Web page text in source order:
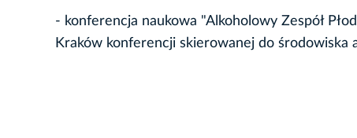
- konferencja naukowa "Alkoholowy Zespół
Kraków konferencji skierowanej do środowiska